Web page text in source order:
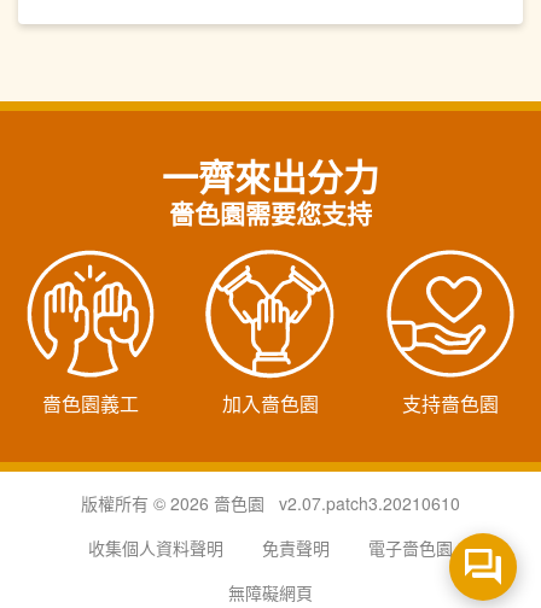
一齊來出分力
嗇色園需要您支持
嗇色園義工 加入嗇色園 支持嗇色園
版權所有 © 2026 嗇色園 v2.07.patch3.20210610
收集個人資料聲明
免責聲明
電子嗇色園
無障礙網頁